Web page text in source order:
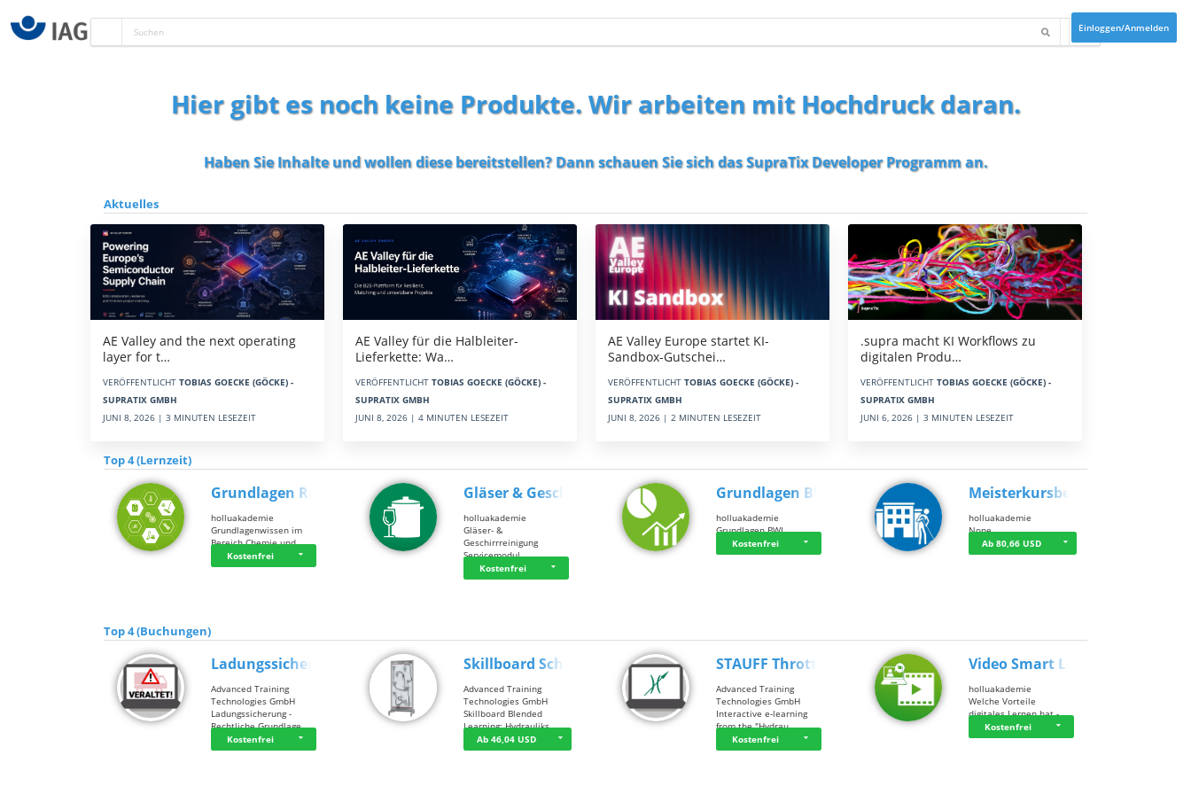
Einloggen/Anmelden
Hier gibt es noch keine Produkte. Wir arbeiten mit Hochdruck daran.
Haben Sie Inhalte und wollen diese bereitstellen? Dann schauen Sie sich dasSupraTix Developer Programman.
Aktuelles
AE Valley and the next operating
layer for t…
VERÖFFENTLICHT TOBIAS GOECKE (GÖCKE) -
SUPRATIX GMBH
JUNI 8, 2026 | 3 MINUTEN LESEZEIT
AE Valley für die Halbleiter-
Lieferkette: Wa…
VERÖFFENTLICHT TOBIAS GOECKE (GÖCKE) -
SUPRATIX GMBH
JUNI 8, 2026 | 4 MINUTEN LESEZEIT
AE Valley Europe startet KI-
Sandbox-Gutschei…
VERÖFFENTLICHT TOBIAS GOECKE (GÖCKE) -
SUPRATIX GMBH
JUNI 8, 2026 | 2 MINUTEN LESEZEIT
.supra macht KI Workflows zu
digitalen Produ…
VERÖFFENTLICHT TOBIAS GOECKE (GÖCKE) -
SUPRATIX GMBH
JUNI 6, 2026 | 3 MINUTEN LESEZEIT
Top 4 (Lernzeit)
Grundlagen Rein…
holluakademie
Grundlagenwissen im
Bereich Chemie und …
Kostenfrei
Gläser & Geschi…
holluakademie
Gläser- &
Geschirrreinigung
Servicemodul
Kostenfrei
Grundlagen BWL
holluakademie
Grundlagen BWL
Kostenfrei
Meisterkursbegl…
holluakademie
None
Ab 80,66 USD
Top 4 (Buchungen)
Ladungssicherung
Advanced Training
Technologies GmbH
Ladungssicherung -
Rechtliche Grundlage…
Kostenfrei
Skillboard Schl…
Advanced Training
Technologies GmbH
Skillboard Blended
Learning: Hydrauliks…
Ab 46,04 USD
STAUFF Throttle…
Advanced Training
Technologies GmbH
Interactive e-learning
from the "Hydrau…
Kostenfrei
Video Smart Lea…
holluakademie
Welche Vorteile
digitales Lernen hat - …
Kostenfrei